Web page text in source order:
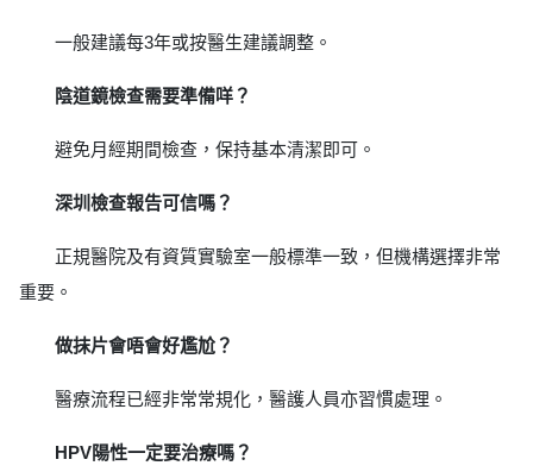
一般建議每3年或按醫生建議調整。
陰道鏡檢查需要準備咩？
避免月經期間檢查，保持基本清潔即可。
深圳檢查報告可信嗎？
正規醫院及有資質實驗室一般標準一致，但機構選擇非常
重要。
做抹片會唔會好尷尬？
醫療流程已經非常常規化，醫護人員亦習慣處理。
HPV陽性一定要治療嗎？